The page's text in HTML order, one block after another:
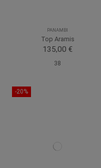
PANAMBI
Top Aramis
135,00 €
38
-20%